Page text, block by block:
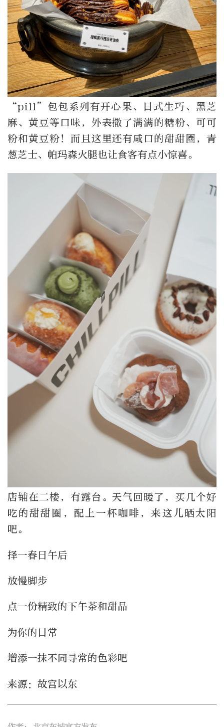
“pill”包包系列有开心果、日式生巧、黑芝
麻、黄豆等口味，外表撒了满满的糖粉、可可
粉和黄豆粉！而且这里还有咸口的甜甜圈，青
葱芝士、帕玛森火腿也让食客有点小惊喜。
店铺在二楼，有露台。天气回暖了，买几个好
吃的甜甜圈，配上一杯咖啡，来这儿晒太阳
吧。
择一春日午后
放慢脚步
点一份精致的下午茶和甜品
为你的日常
增添一抹不同寻常的色彩吧
来源：故宫以东